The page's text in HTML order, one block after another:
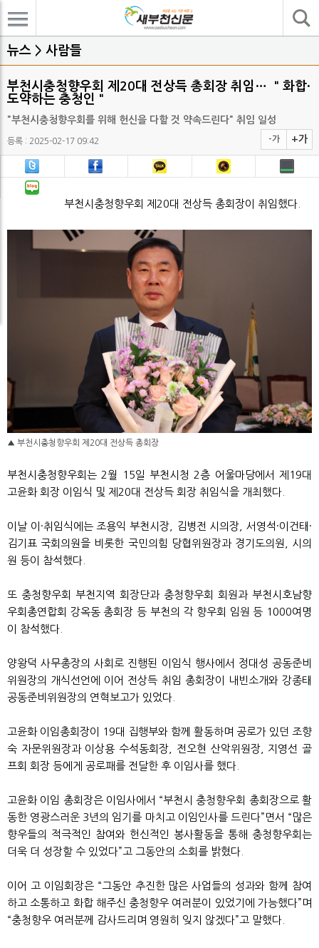
뉴스 > 사람들
부천시충청향우회 제20대 전상득 총회장 취임… ＂화합·
도약하는 충청인＂
"부천시충청향우회를 위해 헌신을 다할 것 약속드린다" 취임 일성
등록 : 2025-02-17 09:42 -가 +가
부천시충청향우회 제20대 전상득 총회장이 취임했다.
▲ 부천시충청향우회 제20대 전상득 총회장
부천시충청향우회는 2월 15일 부천시청 2층 어울마당에서 제19대
고윤화 회장 이임식 및 제20대 전상득 회장 취임식을 개최했다.
이날 이·취임식에는 조용익 부천시장, 김병전 시의장, 서영석·이건태·
김기표 국회의원을 비롯한 국민의힘 당협위원장과 경기도의원, 시의
원 등이 참석했다.
또 충청향우회 부천지역 회장단과 충청향우회 회원과 부천시호남향
우회총연합회 강옥동 총회장 등 부천의 각 향우회 임원 등 1000여명
이 참석했다.
양왕덕 사무총장의 사회로 진행된 이임식 행사에서 정대성 공동준비
위원장의 개식선언에 이어 전상득 취임 총회장이 내빈소개와 강종태
공동준비위원장의 연혁보고가 있었다.
고윤화 이임총회장이 19대 집행부와 함께 활동하며 공로가 있던 조향
숙 자문위원장과 이상용 수석동회장, 전오현 산악위원장, 지영선 골
프회 회장 등에게 공로패를 전달한 후 이임사를 했다.
고윤화 이임 총회장은 이임사에서 “부천시 충청향우회 총회장으로 활
동한 영광스러운 3년의 임기를 마치고 이임인사를 드린다”면서 “많은
향우들의 적극적인 참여와 헌신적인 봉사활동을 통해 충청향우회는
더욱 더 성장할 수 있었다”고 그동안의 소회를 밝혔다.
이어 고 이임회장은 “그동안 추진한 많은 사업들의 성과와 함께 참여
하고 소통하고 화합 해주신 충청향우 여러분이 있었기에 가능했다”며
“충청향우 여러분께 감사드리며 영원히 잊지 않겠다”고 말했다.